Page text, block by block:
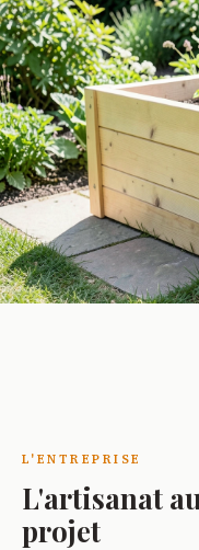
Composteurs
Solutions éco-
jardin.
DÉCOUVRIR
L'ENTREPRISE
L'artisanat
projet